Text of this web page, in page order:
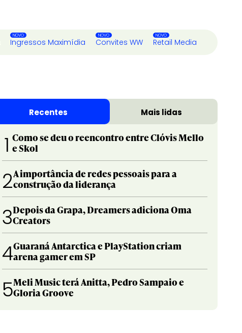
Ingressos Maximídia Convites WW Retail Media
Recentes Mais lidas
1 Como se deu o reencontro entre Clóvis Mello
e Skol
2A importância de redes pessoais para a
construção da liderança
3Depois da Grapa, Dreamers adiciona Oma
Creators
4Guaraná Antarctica e PlayStation criam
arena gamer em SP
5Meli Music terá Anitta, Pedro Sampaio e
Gloria Groove